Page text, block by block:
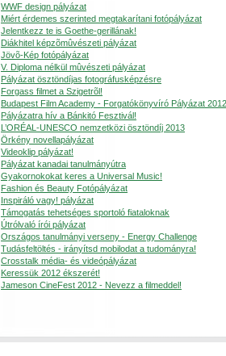
WWF design pályázat
Miért érdemes szerinted megtakarítani fotópályázat
Jelentkezz te is Goethe-gerillának!
Diákhitel képzõmûvészeti pályázat
Jövõ-Kép fotópályázat
V. Diploma nélkül mûvészeti pályázat
Pályázat ösztöndíjas fotográfusképzésre
Forgass filmet a Szigetrõl!
Budapest Film Academy - Forgatókönyvíró Pályázat 2012
Pályázatra hív a Bánkitó Fesztivál!
L’ORÉAL-UNESCO nemzetközi ösztöndíj 2013
Örkény novellapályázat
Videoklip pályázat!
Pályázat kanadai tanulmányútra
Gyakornokokat keres a Universal Music!
Fashion és Beauty Fotópályázat
Inspiráló vagy! pályázat
Támogatás tehetséges sportoló fiataloknak
Útrólvaló írói pályázat
Országos tanulmányi verseny - Energy Challenge
Tudásfeltöltés - irányítsd mobilodat a tudományra!
Crosstalk média- és videópályázat
Keressük 2012 ékszerét!
Jameson CineFest 2012 - Nevezz a filmeddel!